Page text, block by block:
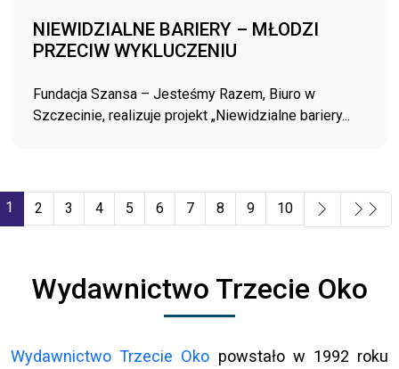
NIEWIDZIALNE BARIERY – MŁODZI
PRZECIW WYKLUCZENIU
Fundacja Szansa – Jesteśmy Razem, Biuro w
Szczecinie, realizuje projekt „Niewidzialne bariery...
Strona 1 z 19
1 2 3 4 5 6 7 8 9 10
Wydawnictwo Trzecie Oko
Wydawnictwo Trzecie Oko powstało w 1992 roku